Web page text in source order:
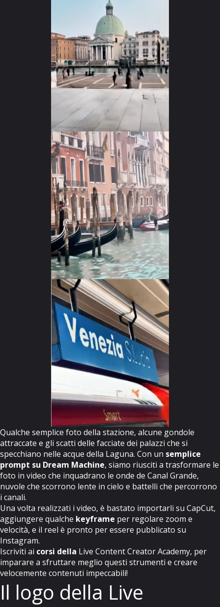
Qualche semplice foto della stazione, alcune gondole
attraccate e gli scatti delle facciate dei palazzi che si
specchiano nelle acque della Laguna. Con un semplice
prompt su Dream Machine, siamo riusciti a trasformare le
foto in video che inquadrano le onde de Canal Grande,
nuvole che scorrono lente in cielo e battelli che percorrono
i canali.
Una volta realizzati i video, è bastato importarli su CapCut,
aggiungere qualche keyframe per regolare zoom e
velocità, e il reel è pronto per essere pubblicato su
Instagram.
Iscriviti ai corsi della Live Content Creator Academy, per
imparare a sfruttare meglio questi strumenti e creare
velocemente contenuti impeccabili!
Il logo della Live